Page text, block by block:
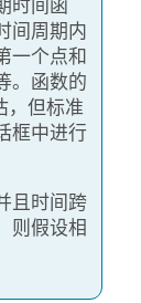
时间函
间周期内
一个点和
。函数的
，但标准
框中进行
且时间跨
则假设相